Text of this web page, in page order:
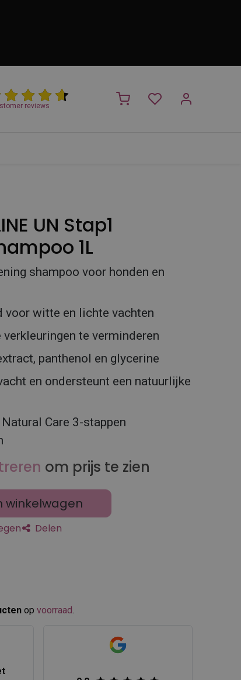
reviews
UN Stap1
1L
shampoo voor honden en
voor witte en lichte vachten
te verminderen
panthenol en glycerine
en ondersteunt een natuurlijke
Care 3-stappen
om prijs te zien
winkelwagen
Delen
op voorraad